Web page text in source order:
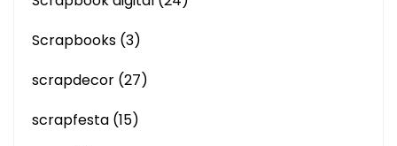
Scrapbooks (3)
scrapdecor (27)
scrapfesta (15)